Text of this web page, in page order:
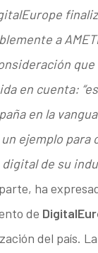
a
en cuenta:
en la
ejemplo para
de su
ha
de
del país.